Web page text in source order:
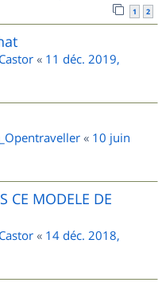
1 2
« 11 déc. 2019,
« 10 juin
CE MODELE DE
« 14 déc. 2018,